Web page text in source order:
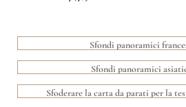
Sfondi panoramici
Sfondi panoramici
Sfoderare la carta da parati per la